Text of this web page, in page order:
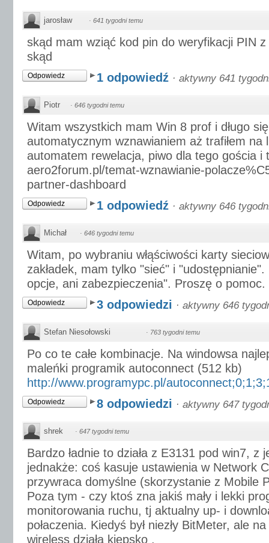
jarosław · 641 tygodni temu
skąd mam wziąć kod pin do weryfikacji PIN
skąd
Odpowiedz 1 odpowiedź · aktywny 641
Piotr · 646 tygodni temu
Witam wszystkich mam Win 8 prof i długo
automatycznym wznawianiem aż trafiłem na
automatem rewelacja, piwo dla tego gościa i
aero2forum.pl/temat-wznawianie-
partner-dashboard
Odpowiedz 1 odpowiedź · aktywny 646
Michał · 646 tygodni temu
Witam, po wybraniu włąściwości karty
zakładek, mam tylko "sieć" i
opcje, ani zabezpieczenia". Proszę o pomoc.
Odpowiedz 3 odpowiedzi · aktywny 646
Stefan Niesołowski · 763 tygodni temu
Po co te całe kombinacje. Na windowsa
maleńki programik autoconnect (512 kb)
http://www.programypc.pl/
Odpowiedz 8 odpowiedzi · aktywny 647
shrek · 647 tygodni temu
Bardzo ładnie to działa z E3131 pod win7, z
jednakże: coś kasuje ustawienia w Network
przywraca domyślne (skorzystanie z Mobile
Poza tym - czy ktoś zna jakiś mały i lekki
monitorowania ruchu, tj aktualny up- i
połaczenia. Kiedyś był niezły BitMeter, ale
wireless działa kiepsko .